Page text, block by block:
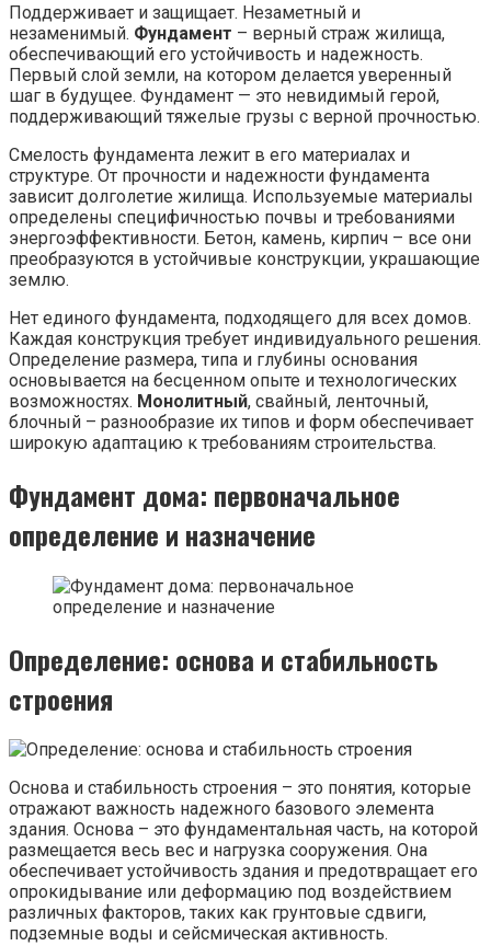
Поддерживает и защищает. Незаметный и
незаменимый. Фундамент – верный страж жилища,
обеспечивающий его устойчивость и надежность.
Первый слой земли, на котором делается уверенный
шаг в будущее. Фундамент — это невидимый герой,
поддерживающий тяжелые грузы с верной прочностью.
Смелость фундамента лежит в его материалах и
структуре. От прочности и надежности фундамента
зависит долголетие жилища. Используемые материалы
определены специфичностью почвы и требованиями
энергоэффективности. Бетон, камень, кирпич – все они
преобразуются в устойчивые конструкции, украшающие
землю.
Нет единого фундамента, подходящего для всех домов.
Каждая конструкция требует индивидуального решения.
Определение размера, типа и глубины основания
основывается на бесценном опыте и технологических
возможностях. Монолитный, свайный, ленточный,
блочный – разнообразие их типов и форм обеспечивает
широкую адаптацию к требованиям строительства.
Фундамент дома: первоначальное
определение и назначение
Определение: основа и стабильность
строения
Основа и стабильность строения – это понятия, которые
отражают важность надежного базового элемента
здания. Основа – это фундаментальная часть, на которой
размещается весь вес и нагрузка сооружения. Она
обеспечивает устойчивость здания и предотвращает его
опрокидывание или деформацию под воздействием
различных факторов, таких как грунтовые сдвиги,
подземные воды и сейсмическая активность.